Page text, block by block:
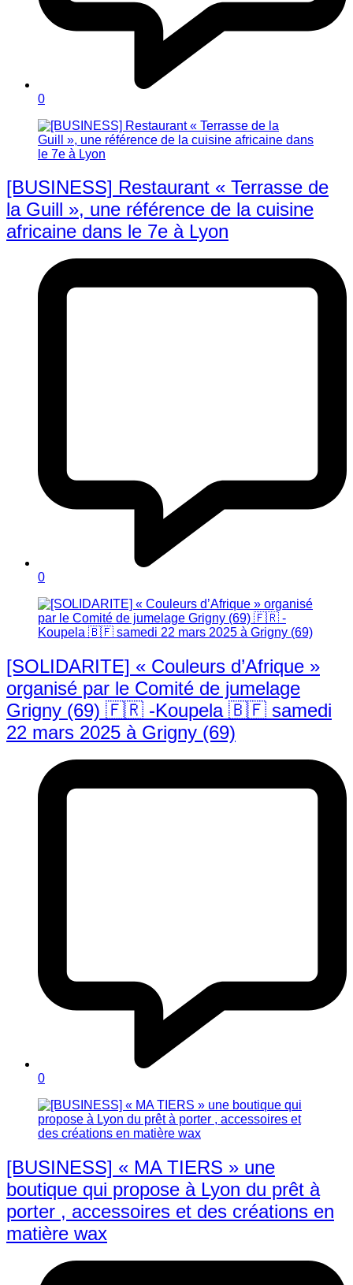
0
[BUSINESS] Restaurant « Terrasse de
la Guill », une référence de la cuisine
africaine dans le 7e à Lyon
0
[SOLIDARITE] « Couleurs d’Afrique »
organisé par le Comité de jumelage
Grigny (69) 🇫🇷 -Koupela 🇧🇫 samedi
22 mars 2025 à Grigny (69)
0
[BUSINESS] « MA TIERS » une
boutique qui propose à Lyon du prêt à
porter , accessoires et des créations en
matière wax